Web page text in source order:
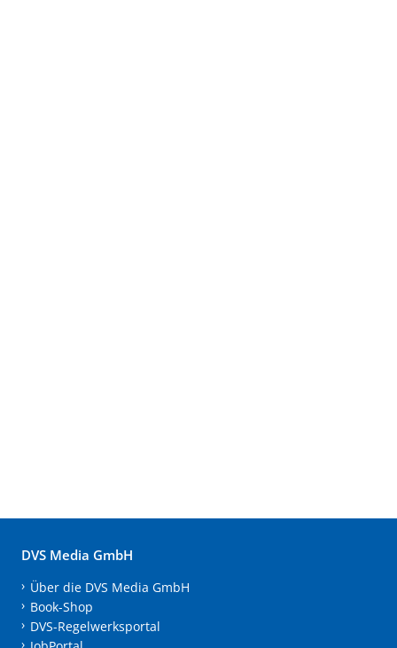
DVS Media GmbH
Über die DVS Media GmbH
Book-Shop
DVS-Regelwerksportal